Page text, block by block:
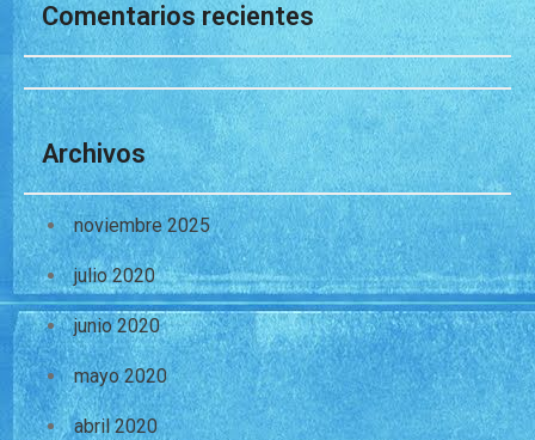
Comentarios recientes
Archivos
noviembre 2025
julio 2020
junio 2020
mayo 2020
abril 2020